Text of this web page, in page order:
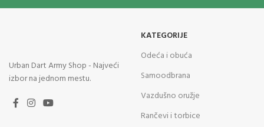
Urban Dart Army Shop - Najveći
izbor na jednom mestu.
KATEGORIJE
Odeća i obuća
Samoodbrana
Vazdušno oružje
Rančevi i torbice